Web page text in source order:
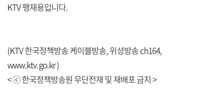
KTV 팽재용입니다.
(KTV 한국정책방송 케이블방송, 위성방송 ch164,
www.ktv.go.kr )
< ⓒ 한국정책방송원 무단전재 및 재배포 금지 >